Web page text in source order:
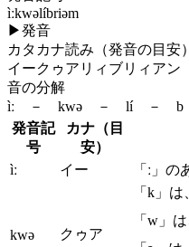
ìːkwəlíbriəm
▶発音
カタカナ読み（発音の目安）
イークゥアリィブリィアン
音の分解
ìː － kwə － lí －
発音記
号
カナ（目
安）
ìː イー 「ː」
kwə クゥア
「k」
「w」